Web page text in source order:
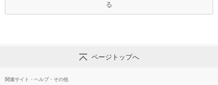
る
ページトップへ
関連サイト・ヘルプ・その他